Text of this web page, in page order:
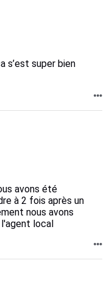
s’est super bien
avons été
à 2 fois après un
nous avons
local